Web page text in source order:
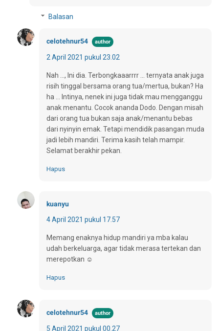
Balasan
celotehnur54
2 April 2021 pukul 23.02
Nah ..., Ini dia. Terbongkaaarrrr ... ternyata anak juga
risih tinggal bersama orang tua/mertua, bukan? Ha
ha ... Intinya, nenek ini juga tidak mau mengganggu
anak menantu. Cocok ananda Dodo. Dengan misah
dari orang tua bukan saja anak/menantu bebas
dari nyinyin emak. Tetapi mendidik pasangan muda
jadi lebih mandiri. Terima kasih telah mampir.
Selamat berakhir pekan.
Hapus
kuanyu
4 April 2021 pukul 17.57
Memang enaknya hidup mandiri ya mba kalau
udah berkeluarga, agar tidak merasa tertekan dan
merepotkan ☺
Hapus
celotehnur54
5 April 2021 pukul 00.27